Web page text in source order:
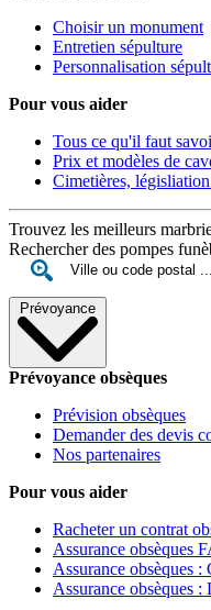
Choisir un monument
Entretien sépulture
Personnalisation
Pour vous aider
Tous ce qu'il faut
Prix et modèles de
Cimetières,
Trouvez les meilleurs
Rechercher des pompes
Prévoyance
Prévoyance obsèques
Prévision obsèques
Demander des devis
Nos partenaires
Pour vous aider
Racheter un contrat
Assurance obsèques
Assurance obsèques
Assurance obsèques :